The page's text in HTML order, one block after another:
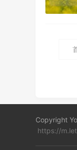
Copyright
https://